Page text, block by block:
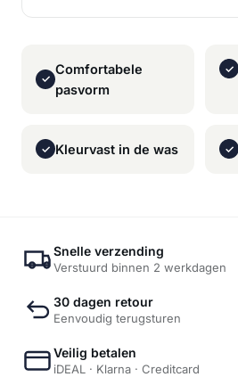
✓
Comfortabele
pasvorm
✓
✓ Kleurvast in de was ✓
Snelle verzending
Verstuurd binnen 2 werkdagen
30 dagen retour
Eenvoudig terugsturen
Veilig betalen
iDEAL · Klarna · Creditcard